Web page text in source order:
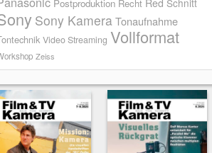
Postproduktion Recht Red Schnitt
Sony KameraTonaufnahme
Video Streaming Vollformat
Zeiss